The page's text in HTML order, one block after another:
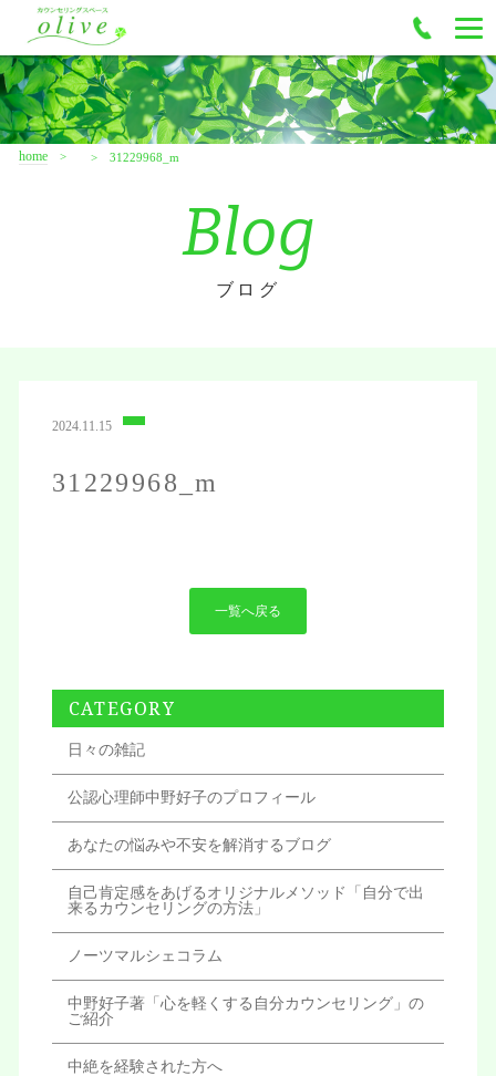
home 31229968_m
Blog
ブログ
2024.11.15
31229968_m
一覧へ戻る
CATEGORY
日々の雑記
公認心理師中野好子のプロフィール
あなたの悩みや不安を解消するブログ
自己肯定感をあげるオリジナルメソッド「自分で出
来るカウンセリングの方法」
ノーツマルシェコラム
中野好子著「心を軽くする自分カウンセリング」の
ご紹介
中絶を経験された方へ